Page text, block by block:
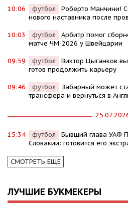
10:06 футбол
Роберто Манчини!
нового наставника после
10:03 футбол
Арбитр помог
матче ЧМ-2026 у Швейцарии
09:59 футбол
Виктор Цыганков
готов продолжить карьеру
09:46 футбол
Забарный может
трансфера и вернуться в
15:34 футбол
Бывший глава УАФ
Словакии: готовится его
СМОТРЕТЬ ЕЩЕ
ЛУЧШИЕ БУКМЕКЕРЫ